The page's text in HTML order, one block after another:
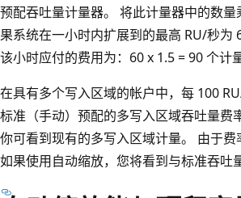
预配吞吐量计量器。 将此计量器中的数量
果系统在一小时内扩展到的最高 RU/秒为
该小时应付的费用为：60 x 1.5 = 90 个计
在具有多个写入区域的帐户中，每 100
标准（手动）预配的多写入区域吞吐量费
你可看到现有的多写入区域计量。 由于费
如果使用自动缩放，您将看到与标准吞吐